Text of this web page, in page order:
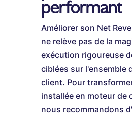
performant
Améliorer son Net
ne relève pas de la
exécution rigoureuse
ciblées sur l'ensemble
client. Pour
installée en moteur de
nous recommandons